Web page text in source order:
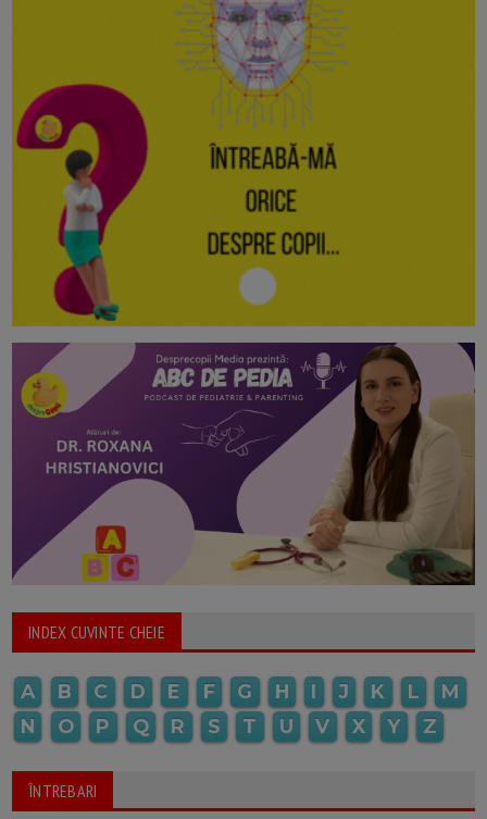
INDEX CUVINTE CHEIE
A B C D E F G H I J K L
M
N
O P Q R S T U V X Y Z
ÎNTREBARI